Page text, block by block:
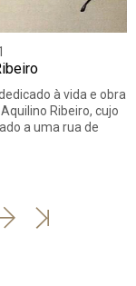
à vida e obra
Ribeiro, cujo
a uma rua de
SeguinteÚltima